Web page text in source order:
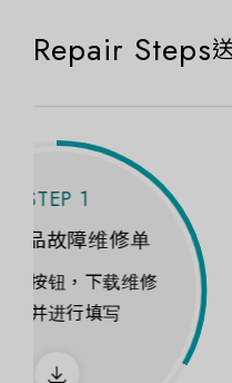
Repair Steps
请点